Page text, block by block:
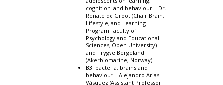
cognition, and behaviour – Dr.
Renate de Groot (Chair Brain,
Lifestyle, and Learning
Program Faculty of
Psychology and Educational
Sciences, Open University)
and Trygve Bergeland
(Akerbiomarine, Norway)
B3: bacteria, brains and
behaviour – Alejandro Arias
Vásquez (Assistant Professor